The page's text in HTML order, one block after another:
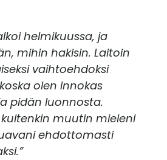
helmikuussa, ja
mihin hakisin. Laitoin
vaihtoehdoksi
olen innokas
pidän luonnosta.
muutin mieleni
ehdottomasti